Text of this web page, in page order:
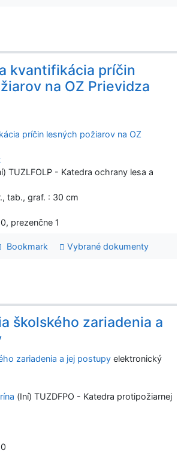
kvantifikácia príčin
na OZ Prievidza
príčin lesných požiarov na OZ
TUZLFOLP - Katedra ochrany lesa a
tab., graf. : 30 cm
prezenčne 1
Bookmark Vybrané dokumenty
školského zariadenia a
zariadenia a jej postupy elektronický
(Iní) TUZDFPO - Katedra protipožiarnej